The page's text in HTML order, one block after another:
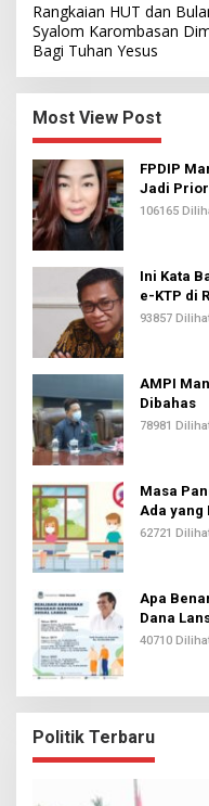
Rangkaian HUT dan
Syalom Karombasan
Bagi Tuhan Yesus
Most View Post
FPDIP
Jadi
106165
Ini Kata
e-KTP di
93857
AMPI
Dibahas
78981
Masa
Ada yang
62721
Apa
Dana
40710
Politik Terbaru